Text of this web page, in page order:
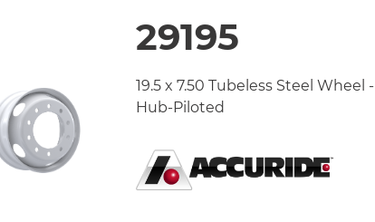
29195
19.5 x 7.50 Tubeless Steel Wheel -
Hub-Piloted